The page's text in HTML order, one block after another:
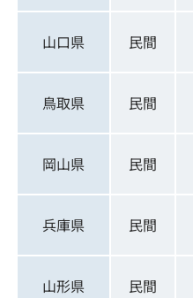
山口県 民間
鳥取県 民間
岡山県 民間
兵庫県 民間
山形県 民間